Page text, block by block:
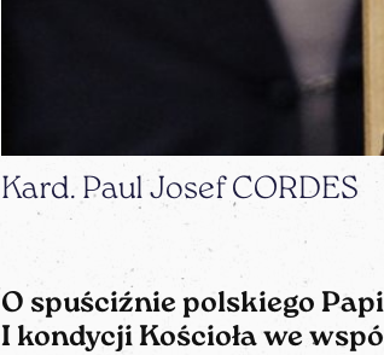
Kard. Paul Josef CORDES
O spuściźnie polskiego
I kondycji Kościoła we